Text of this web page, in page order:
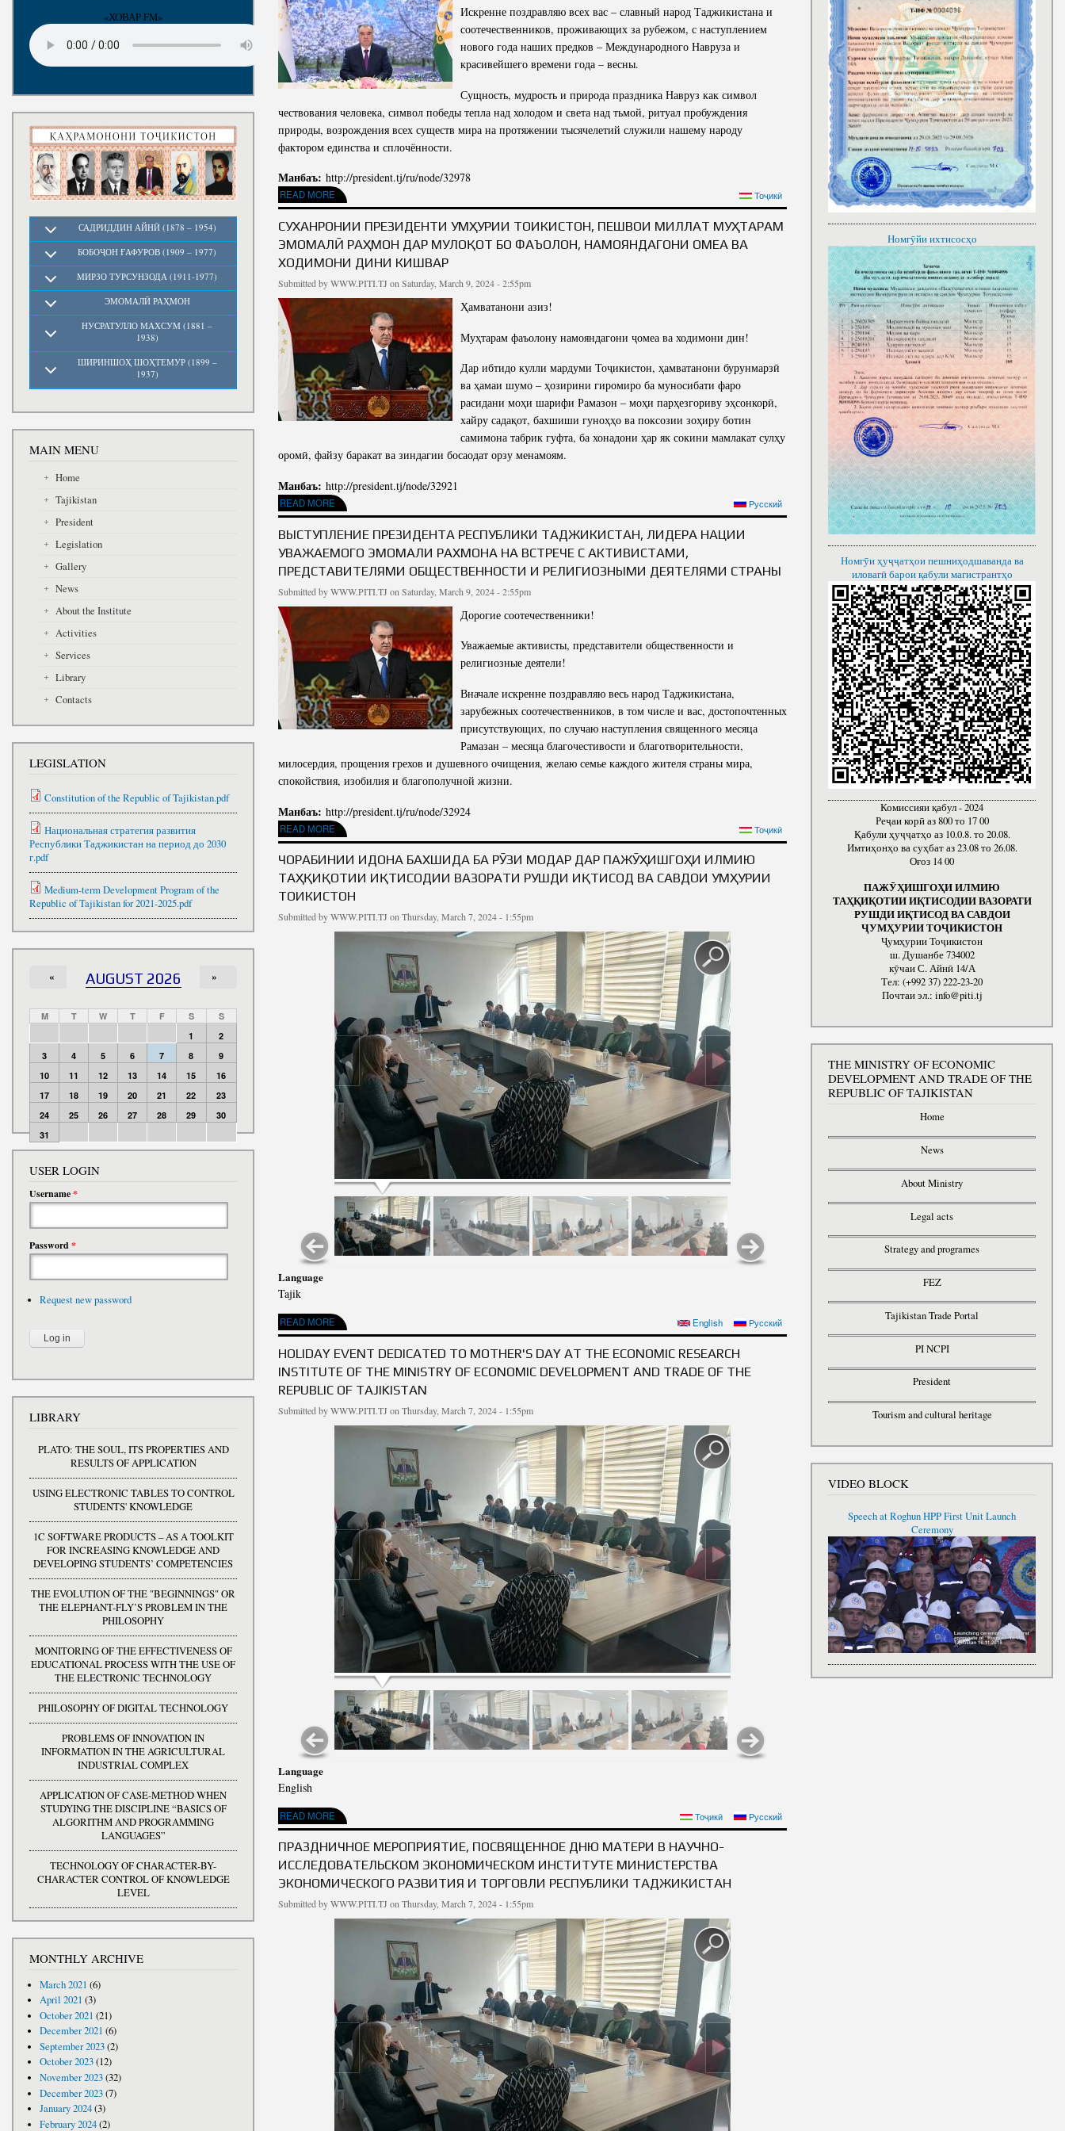
Искренне поздравляю всех вас – славный народ Таджикистана и
соотечественников, проживающих за рубежом, с наступлением
нового года наших предков – Международного Навруза и
красивейшего времени года – весны.
Сущность, мудрость и природа праздника Навруз как символ
чествования человека, символ победы тепла над холодом и света над тьмой, ритуал пробуждения
природы, возрождения всех существ мира на протяжении тысячелетий служили нашему народу
фактором единства и сплочённости.
Манбаъ: http://president.tj/ru/node/32978
READ MORE
ABOUT ПОЗДРАВИТЕЛЬНОЕ ПОСЛАНИЕ ПРЕЗИДЕНТА РЕСПУБЛИКИ ТАДЖИКИСТАН, ЛИДЕРА НАЦИИ УВАЖАЕМОГО
ЭМОМАЛИ РАХМОНА В ЧЕСТЬ НАВРУЗА 2024 ГОДА
Тоҷикӣ
СУХАНРОНИИ ПРЕЗИДЕНТИ ҶУМҲУРИИ ТОҶИКИСТОН, ПЕШВОИ МИЛЛАТ МУҲТАРАМ
ЭМОМАЛӢ РАҲМОН ДАР МУЛОҚОТ БО ФАЪОЛОН, НАМОЯНДАГОНИ ҶОМЕА ВА
ХОДИМОНИ ДИНИ КИШВАР
Submitted byWWW.PITI.TJ on Saturday, March 9, 2024 - 2:55pm
Ҳамватанони азиз!
Муҳтарам фаъолону намояндагони ҷомеа ва ходимони дин!
Дар ибтидо кулли мардуми Тоҷикистон, ҳамватанони бурунмарзӣ
ва ҳамаи шумо – ҳозирини гиромиро ба муносибати фаро
расидани моҳи шарифи Рамазон – моҳи парҳезгориву эҳсонкорӣ,
хайру садақот, бахшиши гуноҳҳо ва поксозии зоҳиру ботин
самимона табрик гуфта, ба хонадони ҳар як сокини мамлакат сулҳу
оромӣ, файзу баракат ва зиндагии босаодат орзу менамоям.
Манбаъ: http://president.tj/node/32921
READ MORE
ABOUT СУХАНРОНИИ ПРЕЗИДЕНТИ ҶУМҲУРИИ ТОҶИКИСТОН, ПЕШВОИ МИЛЛАТ МУҲТАРАМ ЭМОМАЛӢ РАҲМОН ДАР
МУЛОҚОТ БО ФАЪОЛОН, НАМОЯНДАГОНИ ҶОМЕА ВА ХОДИМОНИ ДИНИ КИШВАР
Русский
ВЫСТУПЛЕНИЕ ПРЕЗИДЕНТА РЕСПУБЛИКИ ТАДЖИКИСТАН, ЛИДЕРА НАЦИИ
УВАЖАЕМОГО ЭМОМАЛИ РАХМОНА НА ВСТРЕЧЕ С АКТИВИСТАМИ,
ПРЕДСТАВИТЕЛЯМИ ОБЩЕСТВЕННОСТИ И РЕЛИГИОЗНЫМИ ДЕЯТЕЛЯМИ СТРАНЫ
Submitted byWWW.PITI.TJ on Saturday, March 9, 2024 - 2:55pm
Дорогие соотечественники!
Уважаемые активисты, представители общественности и
религиозные деятели!
Вначале искренне поздравляю весь народ Таджикистана,
зарубежных соотечественников, в том числе и вас, достопочтенных
присутствующих, по случаю наступления священного месяца
Рамазан – месяца благочестивости и благотворительности,
милосердия, прощения грехов и душевного очищения, желаю семье каждого жителя страны мира,
спокойствия, изобилия и благополучной жизни.
Манбаъ: http://president.tj/ru/node/32924
READ MORE
ABOUT ВЫСТУПЛЕНИЕ ПРЕЗИДЕНТА РЕСПУБЛИКИ ТАДЖИКИСТАН, ЛИДЕРА НАЦИИ УВАЖАЕМОГО ЭМОМАЛИ РАХМОНА НА
ВСТРЕЧЕ С АКТИВИСТАМИ, ПРЕДСТАВИТЕЛЯМИ ОБЩЕСТВЕННОСТИ И РЕЛИГИОЗНЫМИ ДЕЯТЕЛЯМИ СТРАНЫ
Тоҷикӣ
ЧОРАБИНИИ ИДОНА БАХШИДА БА РӮЗИ МОДАР ДАР ПАЖӮҲИШГОҲИ ИЛМИЮ
ТАҲҚИҚОТИИ ИҚТИСОДИИ ВАЗОРАТИ РУШДИ ИҚТИСОД ВА САВДОИ ҶУМҲУРИИ
ТОҶИКИСТОН
Submitted byWWW.PITI.TJ on Thursday, March 7, 2024 - 1:55pm
Language
Tajik
READ MORE
ABOUT ЧОРАБИНИИ ИДОНА БАХШИДА БА РӮЗИ МОДАР ДАР ПАЖӮҲИШГОҲИ ИЛМИЮ ТАҲҚИҚОТИИ ИҚТИСОДИИ ВАЗОРАТИ
РУШДИ ИҚТИСОД ВА САВДОИ ҶУМҲУРИИ ТОҶИКИСТОН
English Русский
HOLIDAY EVENT DEDICATED TO MOTHER'S DAY AT THE ECONOMIC RESEARCH
INSTITUTE OF THE MINISTRY OF ECONOMIC DEVELOPMENT AND TRADE OF THE
REPUBLIC OF TAJIKISTAN
Submitted byWWW.PITI.TJ on Thursday, March 7, 2024 - 1:55pm
Language
English
READ MORE
ABOUT HOLIDAY EVENT DEDICATED TO MOTHER'S DAY AT THE ECONOMIC RESEARCH INSTITUTE OF THE MINISTRY OF
ECONOMIC DEVELOPMENT AND TRADE OF THE REPUBLIC OF TAJIKISTAN
Тоҷикӣ Русский
ПРАЗДНИЧНОЕ МЕРОПРИЯТИЕ, ПОСВЯЩЕННОЕ ДНЮ МАТЕРИ В НАУЧНО-
ИССЛЕДОВАТЕЛЬСКОМ ЭКОНОМИЧЕСКОМ ИНСТИТУТЕ МИНИСТЕРСТВА
ЭКОНОМИЧЕСКОГО РАЗВИТИЯ И ТОРГОВЛИ РЕСПУБЛИКИ ТАДЖИКИСТАН
Submitted byWWW.PITI.TJ on Thursday, March 7, 2024 - 1:55pm
«ХОВАР FM»
САДРИДДИН АЙНӢ (1878 – 1954)
БОБОҶОН ҒАФУРОВ (1909 – 1977)
МИРЗО ТУРСУНЗОДА (1911-1977)
ЭМОМАЛӢ РАҲМОН
НУСРАТУЛЛО МАХСУМ (1881 –
1938)
ШИРИНШОҲ ШОҲТЕМУР (1899 –
1937)
MAIN MENU
Home
Tajikistan
President
Legislation
Gallery
News
About the Institute
Activities
Services
Library
Contacts
LEGISLATION
Constitution of the Republic of Tajikistan.pdf
Национальная стратегия развития
Республики Таджикистан на период до 2030
г.pdf
Medium-term Development Program of the
Republic of Tajikistan for 2021-2025.pdf
AUGUST 2026
« »
M T W T F S
S
1
2
3
4 5 6 7 8
9
10
11 12 13 14 15
16
17
18 19 20 21 22
23
24
25 26 27 28 29
30
31
USER LOGIN
Username*
Password*
Request new password
LIBRARY
PLATO: THE SOUL, ITS PROPERTIES AND
RESULTS OF APPLICATION
USING ELECTRONIC TABLES TO CONTROL
STUDENTS' KNOWLEDGE
1C SOFTWARE PRODUCTS – AS A TOOLKIT
FOR INCREASING KNOWLEDGE AND
DEVELOPING STUDENTS’ COMPETENCIES
THE EVOLUTION OF THE "BEGINNINGS" OR
THE ELEPHANT-FLY’S PROBLEM IN THE
PHILOSOPHY
MONITORING OF THE EFFECTIVENESS OF
EDUCATIONAL PROCESS WITH THE USE OF
THE ELECTRONIC TECHNOLOGY
PHILOSOPHY OF DIGITAL TECHNOLOGY
PROBLEMS OF INNOVATION IN
INFORMATION IN THE AGRICULTURAL
INDUSTRIAL COMPLEX
APPLICATION OF CASE-METHOD WHEN
STUDYING THE DISCIPLINE “BASICS OF
ALGORITHM AND PROGRAMMING
LANGUAGES”
TECHNOLOGY OF CHARACTER-BY-
CHARACTER CONTROL OF KNOWLEDGE
LEVEL
MONTHLY ARCHIVE
March 2021 (6)
April 2021 (3)
October 2021 (21)
December 2021 (6)
September 2023(2)
October 2023(12)
November 2023(32)
December 2023(7)
January 2024(3)
February 2024(2)
Номгӯйи ихтисосҳо
Номгӯи ҳуҷҷатҳои пешниҳодшаванда ва
иловагӣ барои қабули магистрантҳо
Комиссияи қабул - 2024
Реҷаи корӣ аз 800 то 17 00
Қабули ҳуҷҷатҳо аз 10.0.8. то 20.08.
Имтиҳонҳо ва суҳбат аз 23.08 то 26.08.
Оғоз 14 00
ПАЖӮҲИШГОҲИ ИЛМИЮ
ТАҲҚИҚОТИИ ИҚТИСОДИИ ВАЗОРАТИ
РУШДИ ИҚТИСОД ВА САВДОИ
ҶУМҲУРИИ ТОҶИКИСТОН
Ҷумҳурии Тоҷикистон
ш. Душанбе 734002
кӯчаи С. Айнӣ 14/А
Тел: (+992 37) 222-23-20
Почтаи эл.: info@piti.tj
THE MINISTRY OF ECONOMIC
DEVELOPMENT AND TRADE OF THE
REPUBLIC OF TAJIKISTAN
Home
News
About Ministry
Legal acts
Strategy and programes
FEZ
Tajikistan Trade Portal
PI NCPI
President
Tourism and cultural heritage
VIDEO BLOCK
Speech at Roghun HPP First Unit Launch
Ceremony